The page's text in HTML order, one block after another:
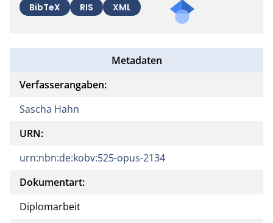
BibTeX RIS XML
Metadaten
Verfasserangaben:
Sascha Hahn
URN:
urn:nbn:de:kobv:525-opus-2134
Dokumentart:
Diplomarbeit